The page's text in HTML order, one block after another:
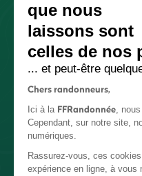
que nous
laissons sont
celles de nos
... et peut-être
Chers randonneurs,
Ici à la FFRandonnée,
Cependant, sur notre site,
numériques.
Rassurez-vous, ces
expérience en ligne, à vous